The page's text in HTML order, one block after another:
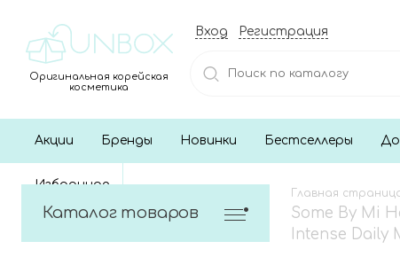
Оригинальная корейская
косметика
Вход Регистрация
Акции Бренды Новинки Бестселлеры
Избранное
Каталог товаров
Главная
Some By Mi
Intense Daily